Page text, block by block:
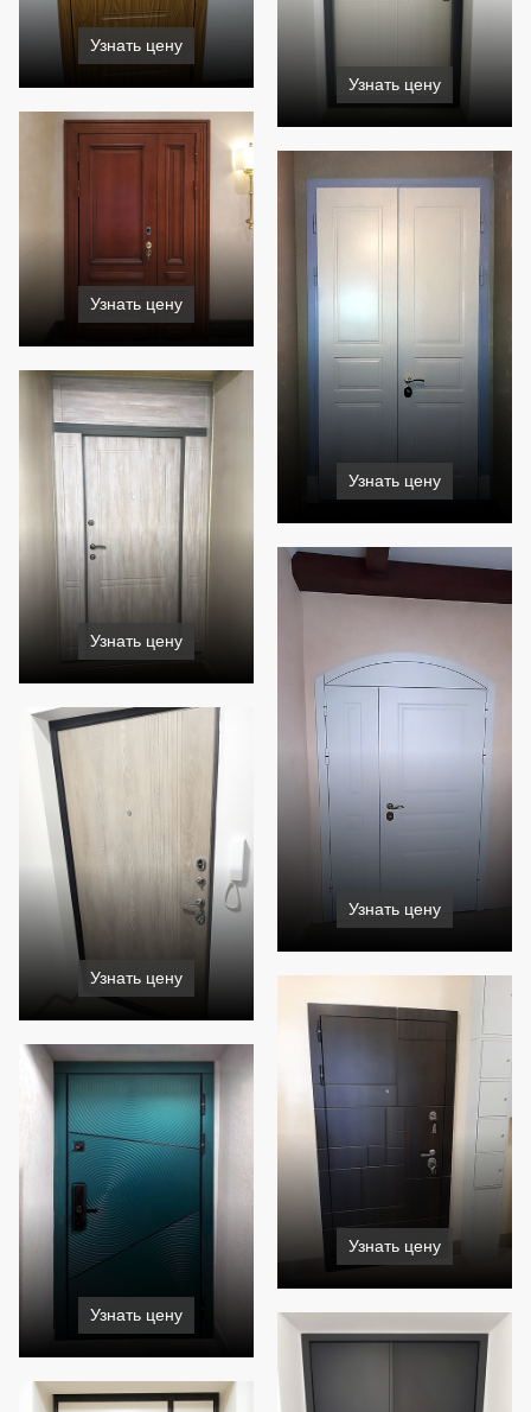
Узнать цену
Узнать цену
Узнать цену
Узнать цену
Узнать цену
Узнать цену
Узнать цену
Узнать цену
Узнать цену